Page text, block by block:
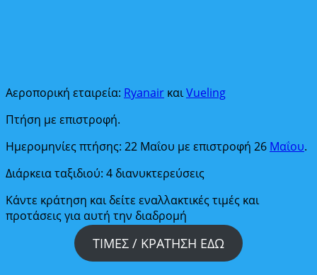
Αεροπορική εταιρεία: Ryanair καιVueling
Πτήση με επιστροφή.
Ημερομηνίες πτήσης: 22 Μαΐου με επιστροφή 26 Μαΐου.
Διάρκεια ταξιδιού: 4 διανυκτερεύσεις
Κάντε κράτηση και δείτε εναλλακτικές τιμές και
προτάσεις για αυτή την διαδρομή
ΤΙΜΕΣ / ΚΡΑΤΗΣΗ ΕΔΩ